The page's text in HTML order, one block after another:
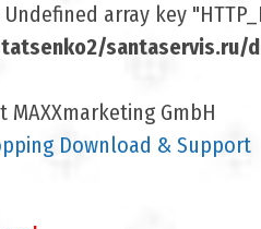
Undefined array key
santaservis.ru/
MAXXmarketing GmbH
Download & Support